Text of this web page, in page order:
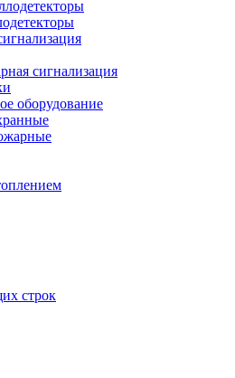
сигнализация
оборудование
строк